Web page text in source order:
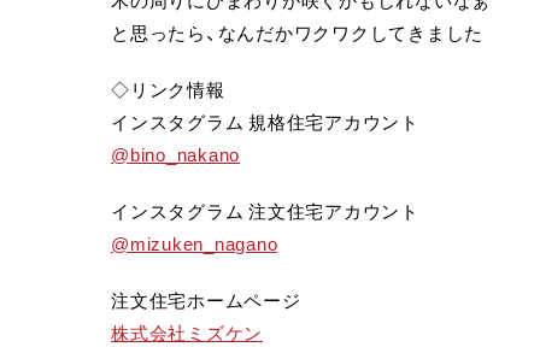
と思ったら、なんだかワクワクしてきました
◇リンク情報
インスタグラム 規格住宅アカウント
@bino_nakano
インスタグラム 注文住宅アカウント
@mizuken_nagano
注文住宅ホームページ
株式会社ミズケン